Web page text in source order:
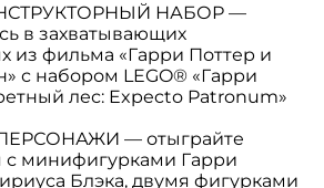
НАБОР —
в захватывающих
из фильма «Гарри Поттер и
с набором LEGO® «Гарри
лес: Expecto Patronum»
— отыграйте
минифигурками Гарри
Блэка, двумя фигурками